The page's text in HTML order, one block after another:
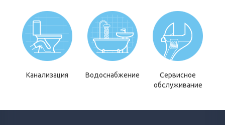
Канализация Водоснабжение
Сервисное
обслуживание